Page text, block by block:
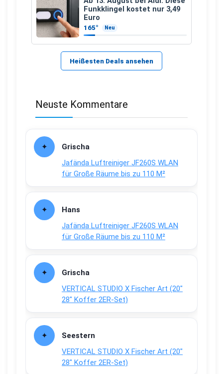
Funkklingel kostet nur 3,49
Euro
165° Neu
Heißesten Deals ansehen
Neuste Kommentare
Grischa
Jafända Luftreiniger JF260S WLAN
für Große Räume bis zu 110 M²
Hans
Jafända Luftreiniger JF260S WLAN
für Große Räume bis zu 110 M²
Grischa
VERTICAL STUDIO X Fischer Art (20″
28″ Koffer 2ER-Set)
Seestern
VERTICAL STUDIO X Fischer Art (20″
28″ Koffer 2ER-Set)